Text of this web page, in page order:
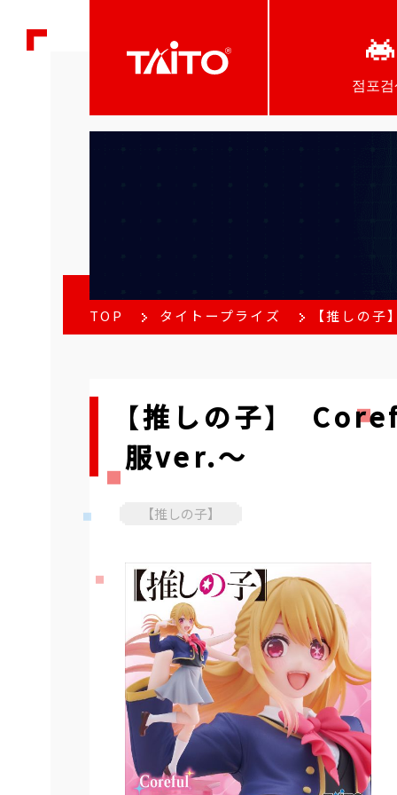
점포
TOP タイトープライズ 【推しの
【推しの子】
服ver.～
【推しの子】